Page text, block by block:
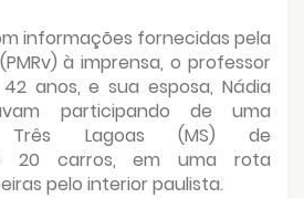
informações fornecidas pela
à imprensa, o professor
anos, e sua esposa, Nádia
participando de uma
Lagoas (MS) de
20 carros, em uma rota
pelo interior paulista.